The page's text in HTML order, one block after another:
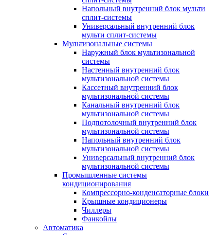
Напольный внутренний блок мульти
сплит-системы
Универсальный внутренний блок
мульти сплит-системы
Мультизональные системы
Наружный блок мультизональной
системы
Настенный внутренний блок
мультизональной системы
Кассетный внутренний блок
мультизональной системы
Канальный внутренний блок
мультизональной системы
Подпотолочный внутренний блок
мультизональной системы
Напольный внутренний блок
мультизональной системы
Универсальный внутренний блок
мультизональной системы
Промышленные системы
кондиционирования
Компрессорно-конденсаторные блоки
Крышные кондиционеры
Чиллеры
Фанкойлы
Автоматика